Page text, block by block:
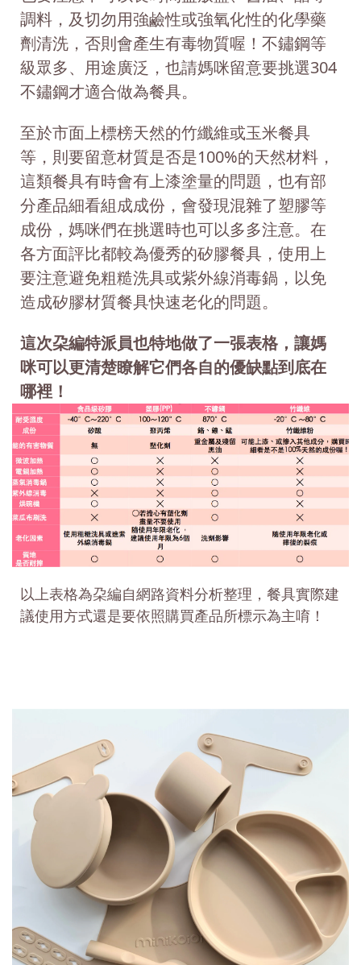
調料，及切勿用強鹼性或強氧化性的化學藥
劑清洗，否則會產生有毒物質喔！不鏽鋼等
級眾多、用途廣泛，也請媽咪留意要挑選304
不鏽鋼才適合做為餐具。
至於市面上標榜天然的竹纖維或玉米餐具
等，則要留意材質是否是100%的天然材料，
這類餐具有時會有上漆塗量的問題，也有部
分產品細看組成成份，會發現混雜了塑膠等
成份，媽咪們在挑選時也可以多多注意。在
各方面評比都較為優秀的矽膠餐具，使用上
要注意避免粗糙洗具或紫外線消毒鍋，以免
造成矽膠材質餐具快速老化的問題。
這次朶編特派員也特地做了一張表格，讓媽
咪可以更清楚瞭解它們各自的優缺點到底在
哪裡！
以上表格為朶編自網路資料分析整理，餐具實際建
議使用方式還是要依照購買產品所標示為主唷！